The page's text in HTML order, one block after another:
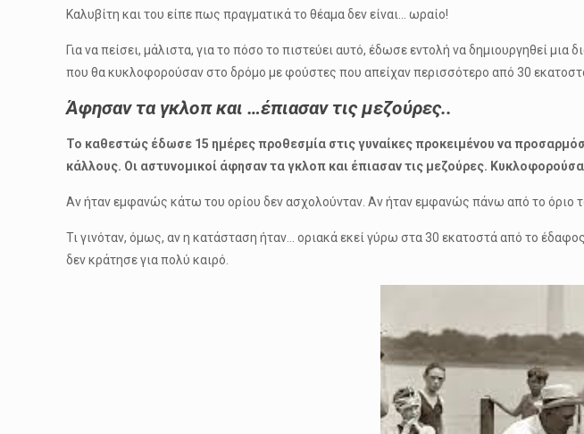
Καλυβίτη και του είπε πως πραγματικά το θέαμα δεν είναι… ωραίο!
Για να πείσει, μάλιστα, για το πόσο το πιστεύει αυτό, έδωσε εντολή να δημιουργηθεί
που θα κυκλοφορούσαν στο δρόμο με φούστες που απείχαν περισσότερο από 30
Άφησαν τα γκλοπ και …έπιασαν τις μεζούρες..
Το καθεστώς έδωσε 15 ημέρες προθεσμία στις γυναίκες προκειμένου να
κάλλους. Οι αστυνομικοί άφησαν τα γκλοπ και έπιασαν τις μεζούρες.
Αν ήταν εμφανώς κάτω του ορίου δεν ασχολούνταν. Αν ήταν εμφανώς πάνω από το όριο
Τι γινόταν, όμως, αν η κατάσταση ήταν… οριακά εκεί γύρω στα 30 εκατοστά από το
δεν κράτησε για πολύ καιρό.